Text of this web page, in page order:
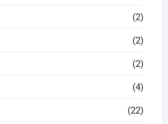
(2)
(2)
(2)
(4)
(22)